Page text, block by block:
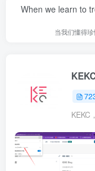
When we learn to
当我们懂得